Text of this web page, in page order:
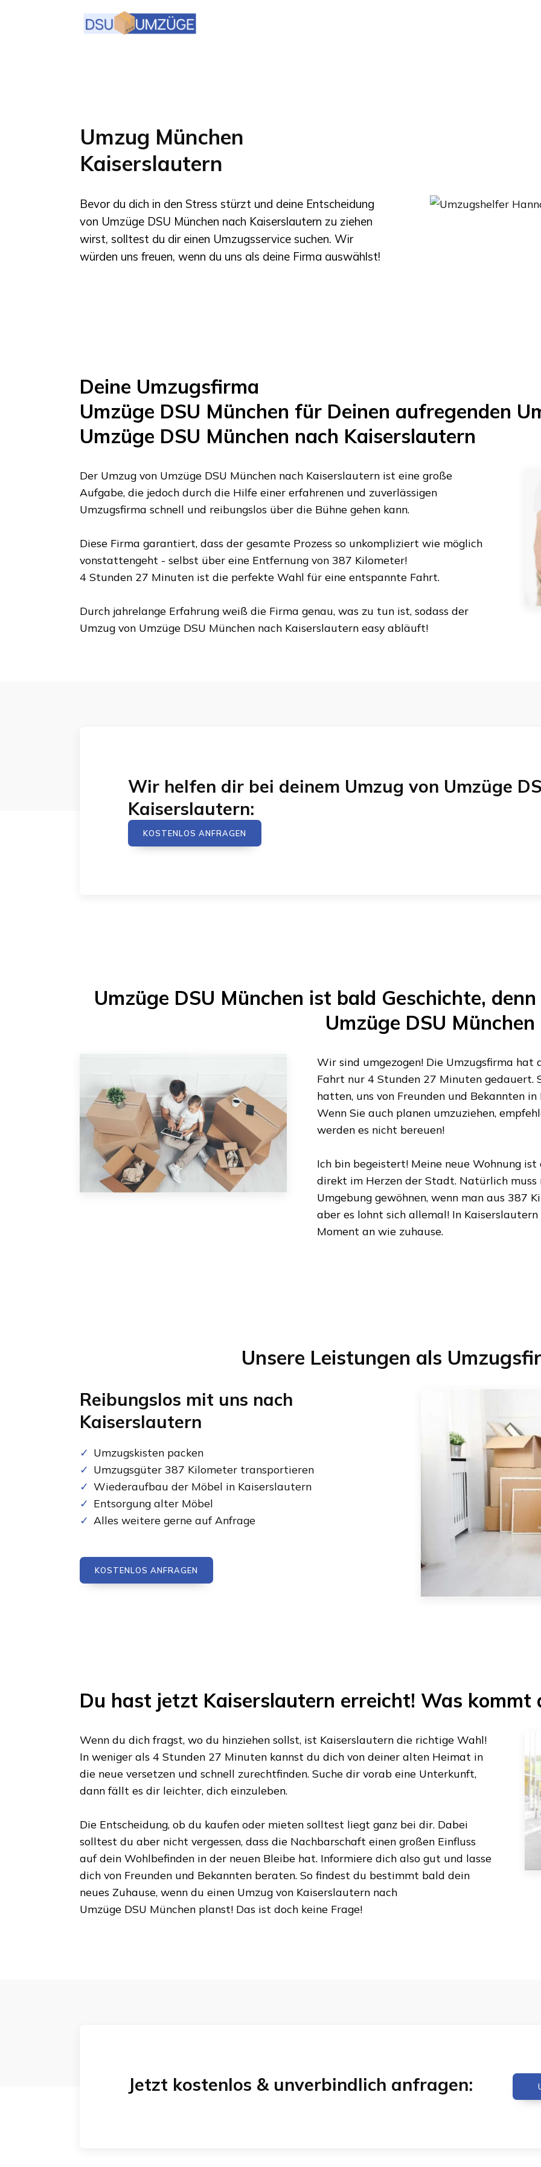
Umzug München
Kaiserslautern
Bevor du dich in den Stress stürzt und deine Entscheidung
von Umzüge DSU München nach Kaiserslautern zu ziehen
wirst, solltest du dir einen Umzugsservice suchen. Wir
würden uns freuen, wenn du uns als deine Firma auswählst!
Deine Umzugsfirma
Umzüge DSU München für Deinen aufregenden
Umzüge DSU München nach Kaiserslautern
Der Umzug von Umzüge DSU München nach Kaiserslautern ist eine große
Aufgabe, die jedoch durch die Hilfe einer erfahrenen und zuverlässigen
Umzugsfirma schnell und reibungslos über die Bühne gehen kann.
Diese Firma garantiert, dass der gesamte Prozess so unkompliziert wie möglich
vonstattengeht - selbst über eine Entfernung von 387 Kilometer!
4 Stunden 27 Minuten ist die perfekte Wahl für eine entspannte Fahrt.
Durch jahrelange Erfahrung weiß die Firma genau, was zu tun ist, sodass der
Umzug von Umzüge DSU München nach Kaiserslautern easy abläuft!
Wir helfen dir bei deinem Umzug von Umzüge
Kaiserslautern:
KOSTENLOS ANFRAGEN
Umzüge DSU München ist bald Geschichte,
Umzüge DSU München
Wir sind umgezogen! Die Umzugsfirma
Fahrt nur4 Stunden 27 Minuten gedauert.
hatten, uns von Freunden und Bekannten in
Wenn Sie auch planen umzuziehen,
werden es nicht bereuen!
Ich bin begeistert! Meine neue Wohnung
direkt im Herzen der Stadt. Natürlich muss
Umgebung gewöhnen, wenn man aus 387
aber es lohnt sich allemal! In Kaiserslautern
Moment an wie zuhause.
Unsere Leistungen als
Reibungslos mit uns nach
Kaiserslautern
Umzugskisten packen
Umzugsgüter 387 Kilometer transportieren
Wiederaufbau der Möbel in Kaiserslautern
Entsorgung alter Möbel
Alles weitere gerne auf Anfrage
KOSTENLOS ANFRAGEN
Du hast jetzt Kaiserslautern erreicht! Was kommt
Wenn du dich fragst, wo du hinziehen sollst, ist Kaiserslautern die richtige Wahl!
In weniger als 4 Stunden 27 Minuten kannst du dich von deiner alten Heimat in
die neue versetzen und schnell zurechtfinden. Suche dir vorab eine Unterkunft,
dann fällt es dir leichter, dich einzuleben.
Die Entscheidung, ob du kaufen oder mieten solltest liegt ganz bei dir. Dabei
solltest du aber nicht vergessen, dass die Nachbarschaft einen großen Einfluss
auf dein Wohlbefinden in der neuen Bleibe hat. Informiere dich also gut und lasse
dich von Freunden und Bekannten beraten. So findest du bestimmt bald dein
neues Zuhause, wenn du einen Umzug von Kaiserslautern nach
Umzüge DSU München planst! Das ist doch keine Frage!
Jetzt kostenlos & unverbindlich anfragen: